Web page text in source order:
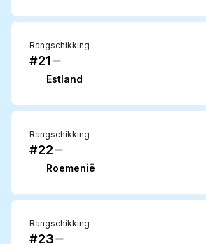
Rangschikking
#21
Estland
Rangschikking
#22
Roemenië
Rangschikking
#23